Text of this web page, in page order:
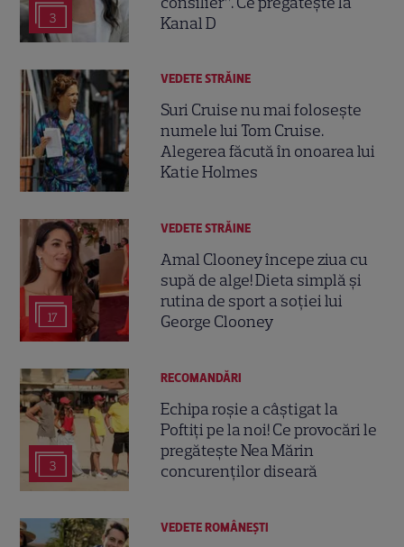
3
Kanal D
VEDETE STRĂINE
Suri Cruise nu mai folosește
numele lui Tom Cruise.
Alegerea făcută în onoarea lui
Katie Holmes
17
VEDETE STRĂINE
Amal Clooney începe ziua cu
supă de alge! Dieta simplă și
rutina de sport a soției lui
George Clooney
3
RECOMANDĂRI
Echipa roșie a câștigat la
Poftiți pe la noi! Ce provocări le
pregătește Nea Mărin
concurenților diseară
VEDETE ROMÂNEŞTI